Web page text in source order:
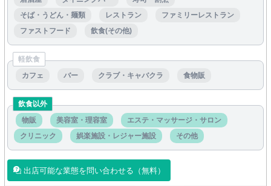
そば・うどん・麺類
レストラン
ファミリーレストラン
ファストフード
飲食(その他)
軽飲食
カフェ
バー クラブ・キャバクラ 食物販
飲食以外
物販
美容室・理容室
エステ・マッサージ・サロン
クリニック
娯楽施設・レジャー施設 その他
出店可能な業態を問い合わせる（無料）